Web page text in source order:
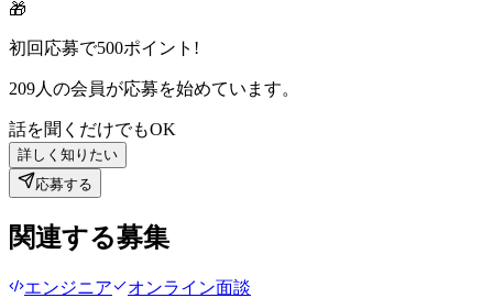
🎁
初回応募で500ポイント!
209人の会員が応募を始めています。
話を聞くだけでもOK
詳しく知りたい
応募する
関連する募集
エンジニア オンライン面談